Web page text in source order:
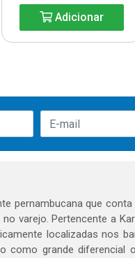
Adicionar
pernambucana que
varejo. Pertencente a
localizadas nos
como grande